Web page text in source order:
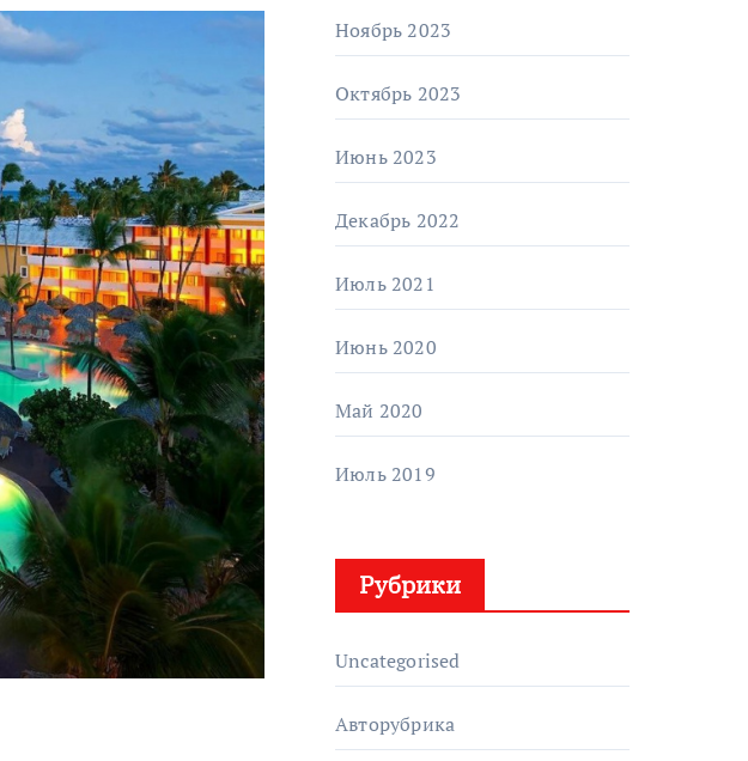
Ноябрь 2023
Октябрь 2023
Июнь 2023
Декабрь 2022
Июль 2021
Июнь 2020
Май 2020
Июль 2019
Рубрики
Uncategorised
Авторубрика